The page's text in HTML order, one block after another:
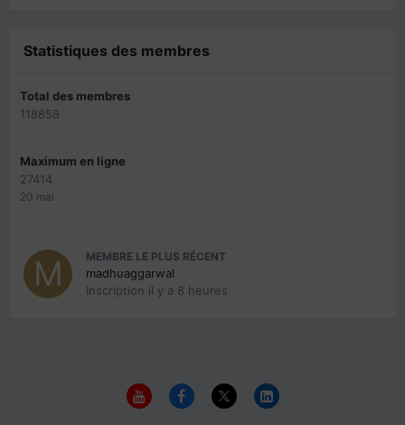
Statistiques des membres
Total des membres
118858
Maximum en ligne
27414
20 mai
MEMBRE LE PLUS RÉCENT
madhuaggarwal
Inscription il y a 8 heures